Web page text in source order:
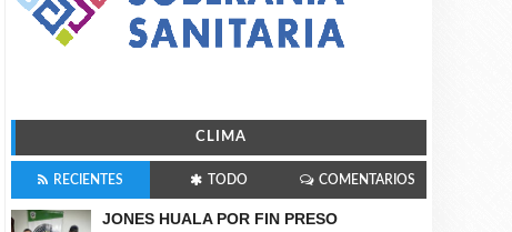
CLIMA
RECIENTES TODO COMENTARIOS
JONES HUALA POR FIN PRESO